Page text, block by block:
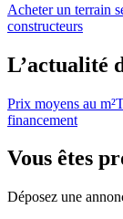
Acheter un terrain
constructeurs
L’actualité
Prix moyens au m²
financement
Vous êtes
Déposez une